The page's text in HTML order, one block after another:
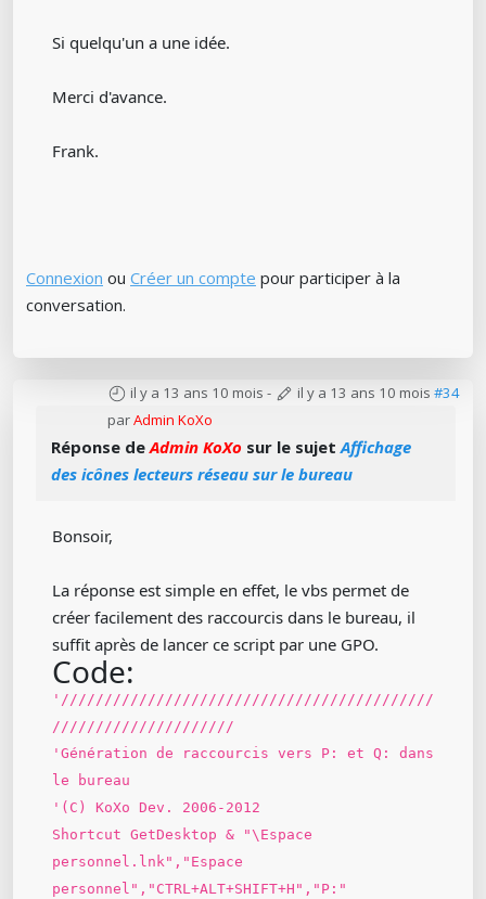
Si quelqu'un a une idée.
Merci d'avance.
Frank.
Connexion ou Créer un compte pour participer à la
conversation.
il y a 13 ans 10 mois - il y a 13 ans 10 mois #34
parAdmin KoXo
Réponse deAdmin KoXo sur le sujetAffichage
des icônes lecteurs réseau sur le bureau
Bonsoir,
La réponse est simple en effet, le vbs permet de
créer facilement des raccourcis dans le bureau, il
suffit après de lancer ce script par une GPO.
Code:
'///////////////////////////////////////////
/////////////////////
'Génération de raccourcis vers P: et Q: dans
le bureau
'(C) KoXo Dev. 2006-2012
Shortcut GetDesktop & "\Espace
personnel.lnk","Espace
personnel","CTRL+ALT+SHIFT+H","P:"